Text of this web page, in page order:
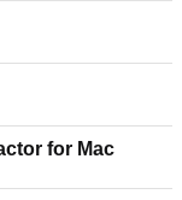
for Mac